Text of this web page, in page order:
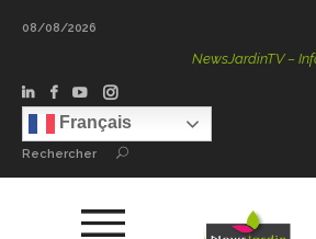
08/08/2026
NewsJardinTV – Infos,
Français
Rechercher